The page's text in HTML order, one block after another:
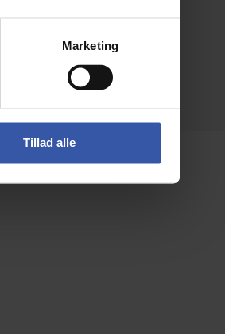
Marketing
Tillad alle